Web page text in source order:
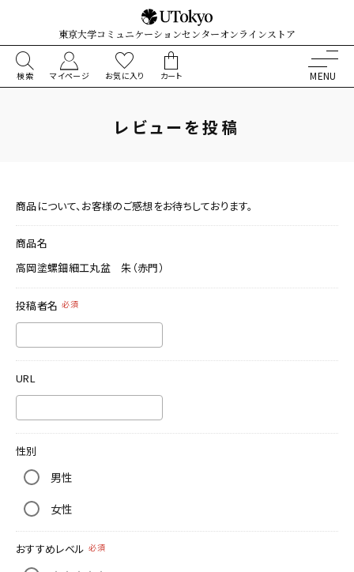
東京大学コミュニケーションセンターオンラインストア
検索 マイページ お気に入り カート
レビューを投稿
商品について、お客様のご感想をお待ちしております。
商品名
高岡塗螺鈿細工丸盆 朱（赤門）
投稿者名 必須
URL
性別
男性
女性
おすすめレベル 必須